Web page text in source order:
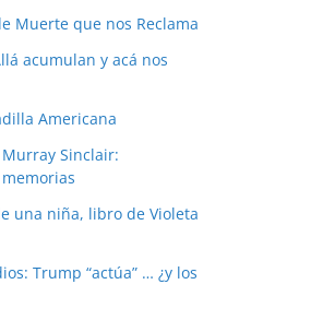
Muerte que nos Reclama
acumulan y acá nos
Americana
Sinclair:
una niña, libro de Violeta
Trump “actúa” … ¿y los